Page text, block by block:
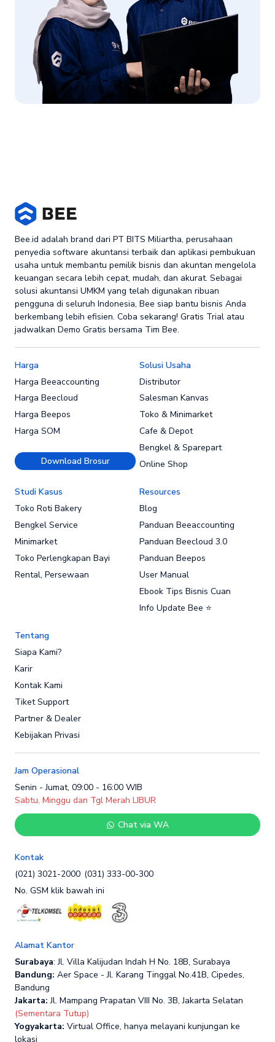
Bee.id adalah brand dari PT BITS Miliartha, perusahaan
penyedia software akuntansi terbaik dan aplikasi pembukuan
usaha untuk membantu pemilik bisnis dan akuntan mengelola
keuangan secara lebih cepat, mudah, dan akurat. Sebagai
solusi akuntansi UMKM yang telah digunakan ribuan
pengguna di seluruh Indonesia, Bee siap bantu bisnis Anda
berkembang lebih efisien. Coba sekarang! Gratis Trial atau
jadwalkan Demo Gratis bersama Tim Bee.
Harga
Harga Beeaccounting
Harga Beecloud
Harga Beepos
Harga SOM
Download Brosur
Solusi Usaha
Distributor
Salesman Kanvas
Toko & Minimarket
Cafe & Depot
Bengkel & Sparepart
Online Shop
Studi Kasus
Toko Roti Bakery
Bengkel Service
Minimarket
Toko Perlengkapan Bayi
Rental, Persewaan
Resources
Blog
Panduan Beeaccounting
Panduan Beecloud 3.0
Panduan Beepos
User Manual
Ebook Tips Bisnis Cuan
Info Update Bee ⭐
Tentang
Siapa Kami?
Karir
Kontak Kami
Tiket Support
Partner & Dealer
Kebijakan Privasi
Jam Operasional
Senin - Jumat, 09:00 - 16:00 WIB
Sabtu, Minggu dan Tgl Merah LIBUR
Chat via WA
Kontak
(021) 3021-2000 (031) 333-00-300
No. GSM klik bawah ini
Alamat Kantor
Surabaya: Jl. Villa Kalijudan Indah H No. 18B, Surabaya
Bandung: Aer Space - Jl. Karang Tinggal No.41B, Cipedes,
Bandung
Jakarta: Jl. Mampang Prapatan VIII No. 3B, Jakarta Selatan
(Sementara Tutup)
Yogyakarta: Virtual Office, hanya melayani kunjungan ke
lokasi